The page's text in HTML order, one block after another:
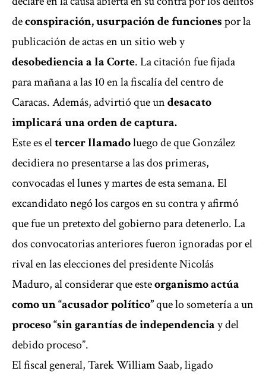
deconspiración, usurpación de funcionespor la
publicación de actas en un sitio web y
desobediencia a la Corte. La citación fue fijada
para mañana a las 10 en la fiscalía del centro de
Caracas. Además, advirtió que undesacato
implicará una orden de captura.
Este es eltercer llamadoluego de que González
decidierano presentarse a las dos primeras,
convocadas el lunes y martes de esta semana. El
excandidato negó los cargos en su contra y afirmó
que fue un pretexto del gobierno para detenerlo. La
dos convocatorias anteriores fueron ignoradas por el
rival en las elecciones del presidente Nicolás
Maduro, al considerar que esteorganismo actúa
como un “acusador político”que lo sometería a un
proceso “sin garantías de independenciay del
debido proceso”.
El fiscal general, Tarek William Saab, ligado